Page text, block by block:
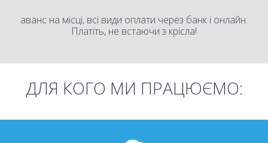
аванс на місці, всі види оплати через банк і онлайн.
Платіть, не встаючи з крісла!
ДЛЯ КОГО МИ ПРАЦЮЄМО: